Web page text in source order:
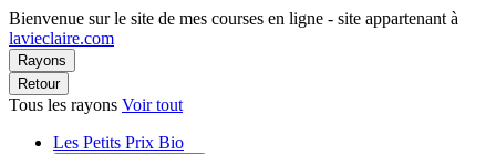
Bienvenue sur le site de mes courses en ligne - site appartenant à
lavieclaire.com
Rayons
Retour
Tous les rayons Voir tout
Les Petits Prix Bio